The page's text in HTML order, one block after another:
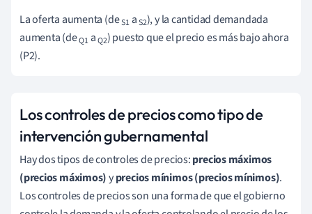
La oferta aumenta (deS1 aS2), y la cantidad demandada
aumenta (deQ1 aQ2) puesto que el precio es más bajo ahora
(P2).
Los controles de precios como tipo de
intervención gubernamental
Hay dos tipos de controles de precios:precios máximos
(precios máximos)yprecios mínimos (precios mínimos).
Los controles de precios son una forma de que el gobierno